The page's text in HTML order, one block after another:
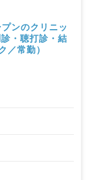
ンのクリニッ
・聴打診・結
／常勤）